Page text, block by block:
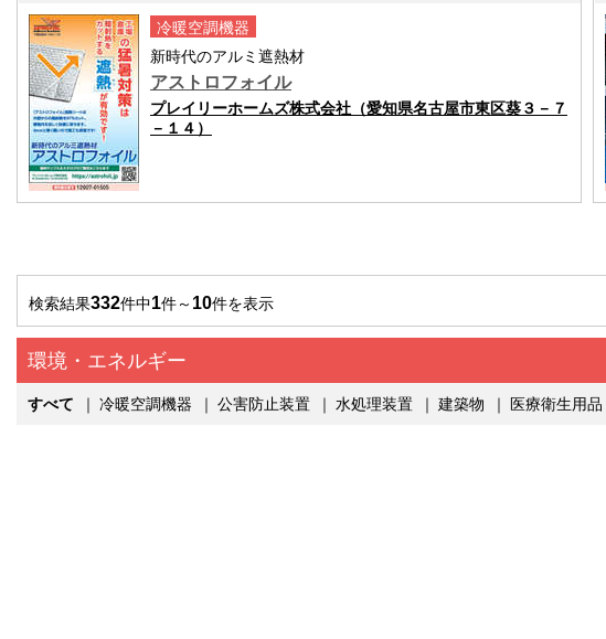
冷暖空調機器
新時代のアルミ遮熱材
アストロフォイル
プレイリーホームズ株式会社（愛知県名古屋市東区葵３－７
－１４）
検索結果332件中1件～ 10件を表示
環境・エネルギー
すべて ｜ 冷暖空調機器 ｜ 公害防止装置 ｜ 水処理装置 ｜ 建築物 ｜ 医療衛生用品